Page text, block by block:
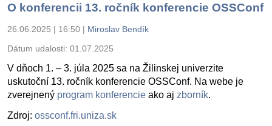
O konferencii 13. ročník konferencie OSSConf
26.06.2025 | 16:50 | Miroslav Bendík
Dátum udalosti: 01.07.2025
V dňoch 1. – 3. júla 2025 sa na Žilinskej univerzite
uskutoční 13. ročník konferencie OSSConf. Na webe je
zverejnený program konferencie ako aj zborník.
Zdroj: ossconf.fri.uniza.sk